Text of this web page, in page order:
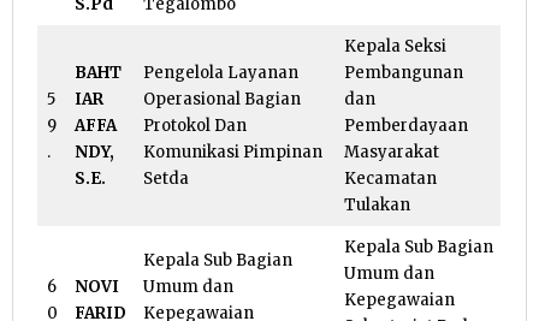
S.Pd
Tegalombo
5
9
.
BAHT
IAR
AFFA
NDY,
S.E.
Pengelola Layanan
Operasional Bagian
Protokol Dan
Komunikasi Pimpinan
Setda
Kepala Seksi
Pembangunan
dan
Pemberdayaan
Masyarakat
Kecamatan
Tulakan
6
0
NOVI
FARID
Kepala Sub Bagian
Umum dan
Kepegawaian
Kepala Sub Bagian
Umum dan
Kepegawaian